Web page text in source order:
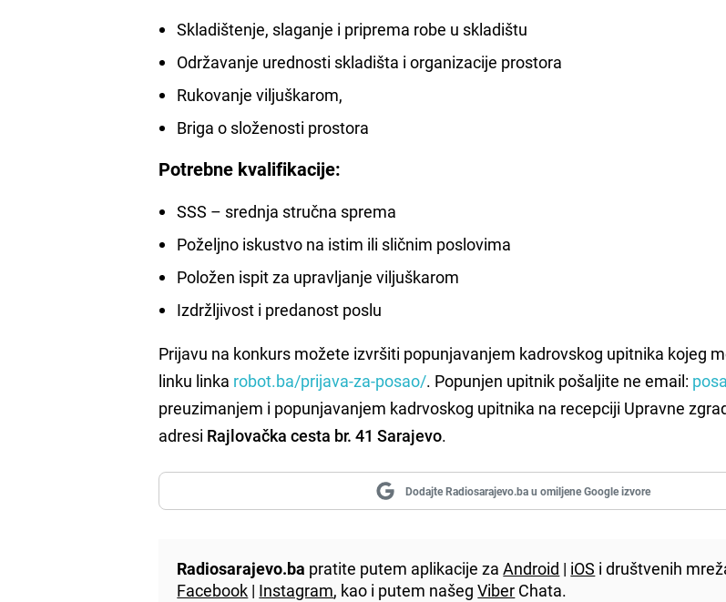
Skladištenje, slaganje i priprema robe u skladištu
Održavanje urednosti skladišta i organizacije prostora
Rukovanje viljuškarom,
Briga o složenosti prostora
Potrebne kvalifikacije:
SSS – srednja stručna sprema
Poželjno iskustvo na istim ili sličnim poslovima
Položen ispit za upravljanje viljuškarom
Izdržljivost i predanost poslu
Prijavu na konkurs možete izvršiti popunjavanjem kadrovskog upitnika kojeg
linku linka robot.ba/prijava-za-posao/. Popunjen upitnik pošaljite ne email:
preuzimanjem i popunjavanjem kadrvoskog upitnika na recepciji Upravne
adresi Rajlovačka cesta br. 41 Sarajevo.
Dodajte Radiosarajevo.ba u omiljene Google izvore
Radiosarajevo.ba pratite putem aplikacije zaAndroid | iOS i društvenih
Facebook | Instagram, kao i putem našegViber Chata.